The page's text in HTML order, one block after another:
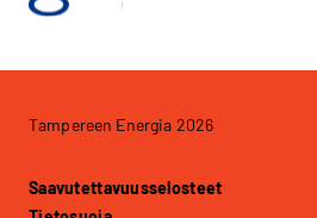
Tampereen Energia 2026
Saavutettavuusselosteet